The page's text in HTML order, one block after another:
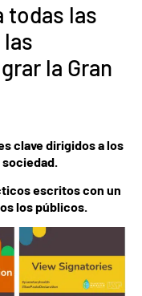
todas las
la Gran
clave dirigidos a los
escritos con un
los públicos.